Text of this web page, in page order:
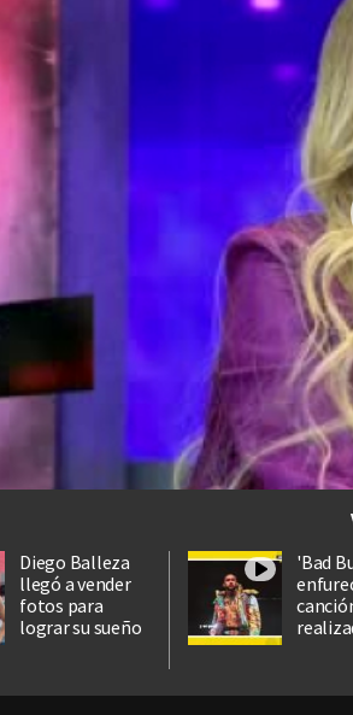
Diego Balleza
llegó a vender
fotos para
lograr su sueño
'Bad